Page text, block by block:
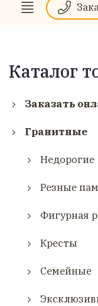
Каталог
Заказать
Гранитные
Недорогие
Резные
Фигурная
Кресты
Семейные